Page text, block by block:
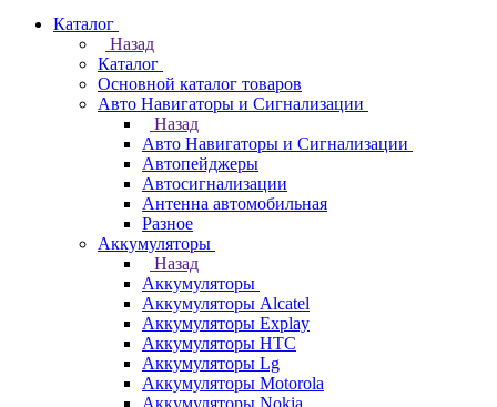
Каталог
Назад
Каталог
Основной каталог товаров
Авто Навигаторы и Сигнализации
Назад
Авто Навигаторы и Сигнализации
Автопейджеры
Автосигнализации
Антенна автомобильная
Разное
Аккумуляторы
Назад
Аккумуляторы
Аккумуляторы Alcatel
Аккумуляторы Explay
Аккумуляторы HTC
Аккумуляторы Lg
Аккумуляторы Motorola
Аккумуляторы Nokia